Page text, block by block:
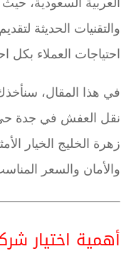
العربية السعودية،
والتقنيات الحديثة
احتياجات العملاء بكل
في هذا المقال،
نقل العفش في جدة حي
زهرة الخليج الخيار
والأمان والسعر
أهمية اختيار